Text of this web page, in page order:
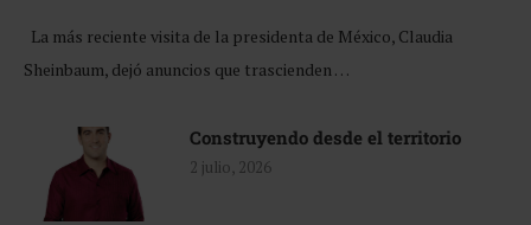
La más reciente visita de la presidenta de México, Claudia
Sheinbaum, dejó anuncios que trascienden …
Construyendo desde el territorio
2 julio, 2026